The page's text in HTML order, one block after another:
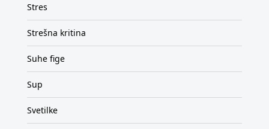
Stres
Strešna kritina
Suhe fige
Sup
Svetilke